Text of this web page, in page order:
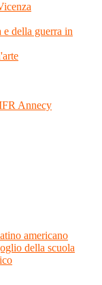
della guerra in
Annecy
americano
della scuola